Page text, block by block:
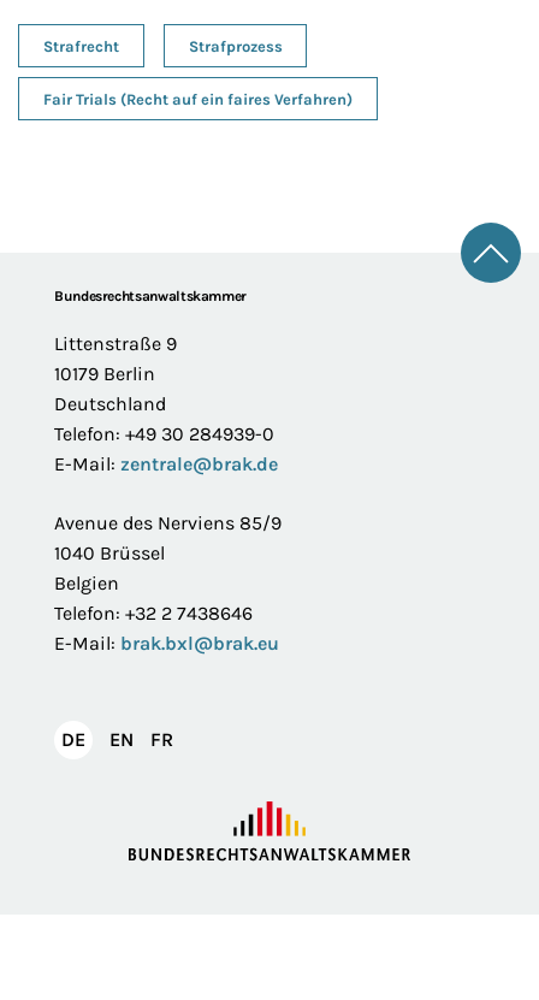
Strafrecht Strafprozess
Fair Trials (Recht auf ein faires Verfahren)
FooterBundesrechtsanwaltskammer
Littenstraße 9
10179 Berlin
Deutschland
Telefon: +49 30 284939-0
E-Mail: zentrale@brak.de
Avenue des Nerviens 85/9
1040 Brüssel
Belgien
Telefon: +32 2 7438646
E-Mail: brak.bxl@brak.eu
DEDeutsch
EN English
FR